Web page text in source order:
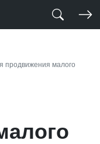
продвижения малого